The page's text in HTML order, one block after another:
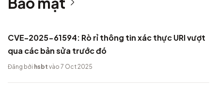
CVE-2025-61594: Rò rỉ thông tin xác thực URI vượt
qua các bản sửa trước đó
Đăng bởi hsbt vào 7 Oct 2025